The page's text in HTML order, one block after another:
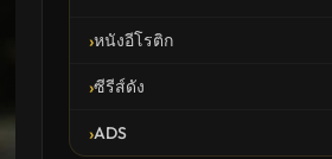
หนังอีโรติก
ซีรีส์ดัง
ADS